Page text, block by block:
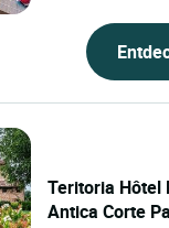
Umwelt zu
Teritoria Hôtel
Antica Corte